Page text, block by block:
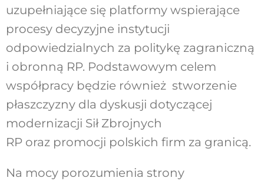
uzupełniające się platformy wspierające
procesy decyzyjne instytucji
odpowiedzialnych za politykę zagraniczną
i obronną RP. Podstawowym celem
współpracy będzie również stworzenie
płaszczyzny dla dyskusji dotyczącej
modernizacji Sił Zbrojnych
RP oraz promocji polskich firm za granicą.
Na mocy porozumienia strony